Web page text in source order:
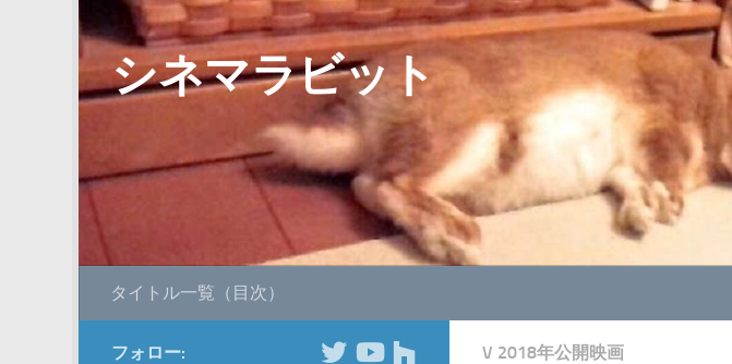
コンテンツへスキップ
シネマラビット
タイトル一覧（目次）
V 2018年公開映画
フォロー: